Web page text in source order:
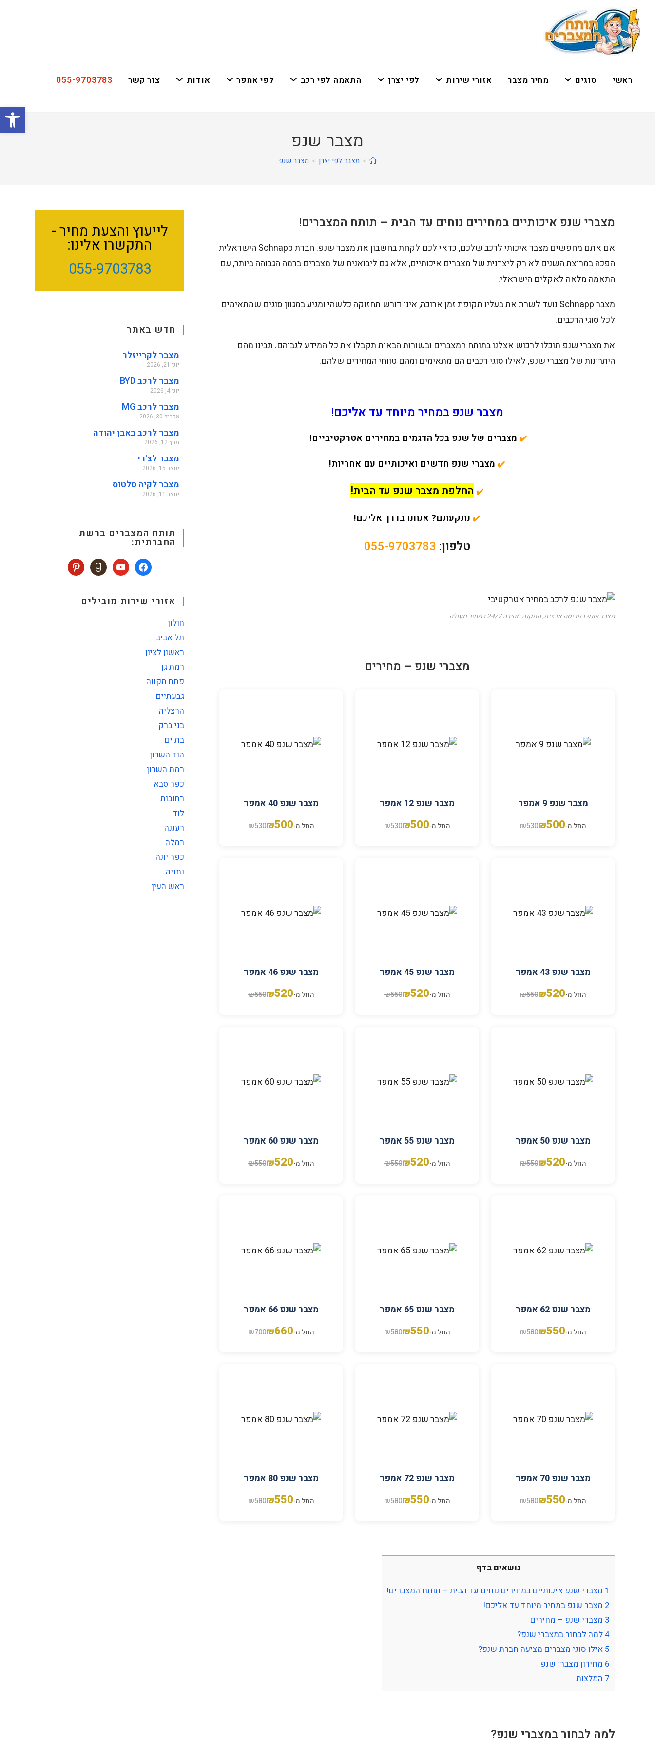
ראשי סוגים מחיר מצבר אזורי שירות לפי יצרן התאמה לפי רכב לפי אמפר אודות צור קשר 055-9703783
מצבר שנפ
> מצבר לפי יצרן > מצבר שנפ
מצברי שנפ איכותיים במחירים נוחים עד הבית – תותח המצברים!
אם אתם מחפשים מצבר איכותי לרכב שלכם, כדאי לכם לקחת בחשבון את מצבר שנפ. חברת Schnapp הישראלית
הפכה במרוצת השנים לא רק ליצרנית של מצברים איכותיים, אלא גם ליבואנית של מצברים ברמה הגבוהה ביותר, עם
התאמה מלאה לאקלים הישראלי.
מצבר Schnapp נועד לשרת את בעליו תקופת זמן ארוכה, אינו דורש תחזוקה כלשהי ומגיע במגוון סוגים שמתאימים
לכל סוגי הרכבים.
את מצברי שנפ תוכלו לרכוש אצלנו בתותח המצברים ובשורות הבאות תקבלו את כל המידע לגביהם. תבינו מהם
היתרונות של מצברי שנפ, לאילו סוגי רכבים הם מתאימים ומהם טווחי המחירים שלהם.
מצבר שנפ במחיר מיוחד עד אליכם!
✔️ מצברים של שנפ בכל הדגמים במחירים אטרקטיביים!
✔️ מצברי שנפ חדשים ואיכותיים עם אחריות!
✔️ החלפת מצבר שנפ עד הבית!
✔️ נתקעתם? אנחנו בדרך אליכם!
טלפון: 055-9703783
מצבר שנפ בפריסה ארצית, התקנה מהירה 24/7 במחיר מעולה
מצברי שנפ – מחירים
מצבר שנפ 9 אמפר
החל מ- ₪500
₪530
מצבר שנפ 12 אמפר
החל מ- ₪500
₪530
מצבר שנפ 40 אמפר
החל מ- ₪500
₪530
מצבר שנפ 43 אמפר
החל מ- ₪520
₪550
מצבר שנפ 45 אמפר
החל מ- ₪520
₪550
מצבר שנפ 46 אמפר
החל מ- ₪520
₪550
מצבר שנפ 50 אמפר
החל מ- ₪520
₪550
מצבר שנפ 55 אמפר
החל מ- ₪520
₪550
מצבר שנפ 60 אמפר
החל מ- ₪520
₪550
מצבר שנפ 62 אמפר
החל מ- ₪550
₪580
מצבר שנפ 65 אמפר
החל מ- ₪550
₪580
מצבר שנפ 66 אמפר
החל מ- ₪660
₪700
מצבר שנפ 70 אמפר
החל מ- ₪550
₪580
מצבר שנפ 72 אמפר
החל מ- ₪550
₪580
מצבר שנפ 80 אמפר
החל מ- ₪550
₪580
נושאים בדף
1 מצברי שנפ איכותיים במחירים נוחים עד הבית – תותח המצברים!
2 מצבר שנפ במחיר מיוחד עד אליכם!
3 מצברי שנפ – מחירים
4למה לבחור במצברי שנפ?
5 אילו סוגי מצברים מציעה חברת שנפ?
6 מחירון מצברי שנפ
7 המלצות
למה לבחור במצברי שנפ?
לייעוץ והצעת מחיר -
התקשרו אלינו:
055-9703783
חדש באתר
מצבר לקרייזלר
יוני 21, 2026
מצבר לרכב BYD
יוני 4, 2026
מצבר לרכב MG
אפריל 30, 2026
מצבר לרכב באבן יהודה
מרץ 12, 2026
מצבר לצ'רי
ינואר 15, 2026
מצבר לקיה סלטוס
ינואר 11, 2026
תותח המצברים ברשת
החברתית:
אזורי שירות מובילים
חולון
תל אביב
ראשון לציון
רמת גן
פתח תקווה
גבעתיים
הרצליה
בני ברק
בת ים
הוד השרון
רמת השרון
כפר סבא
רחובות
לוד
רעננה
רמלה
כפר יונה
נתניה
ראש העין